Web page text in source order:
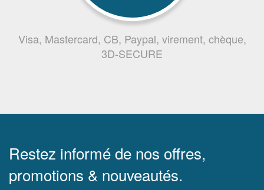
Visa, Mastercard, CB, Paypal, virement, chèque,
3D-SECURE
Restez informé de nos offres,
promotions & nouveautés.